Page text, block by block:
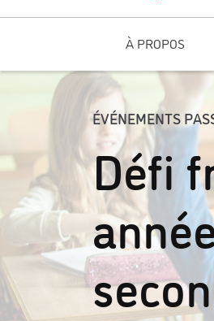
À PROPOS
ÉVÉNEMENTS
Défi